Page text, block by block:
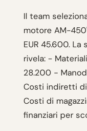
Il team
motore AM-
EUR 45.600.
rivela: -
28.200 -
Costi indiretti
Costi di
finanziari per